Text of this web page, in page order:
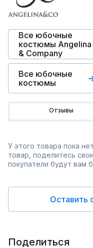
Все юбочные
костюмы Angelina
& Сompany
Все юбочные
костюмы
Отзывы
У этого товара пока
товар, поделитесь
покупатели будут вам
Оставить
Поделиться